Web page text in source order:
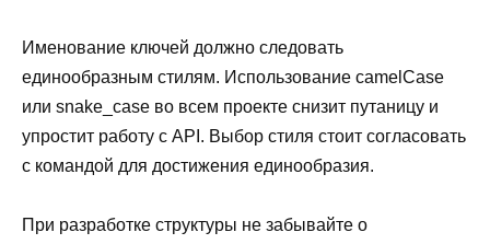
Именование ключей должно следовать
единообразным стилям. Использование camelCase
или snake_case во всем проекте снизит путаницу и
упростит работу с API. Выбор стиля стоит согласовать
с командой для достижения единообразия.
При разработке структуры не забывайте о